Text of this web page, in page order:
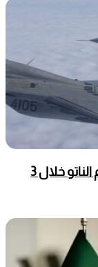
تقييم استخباراتي أمريكي: روسيا قد تهاجم الناتو خلال 3